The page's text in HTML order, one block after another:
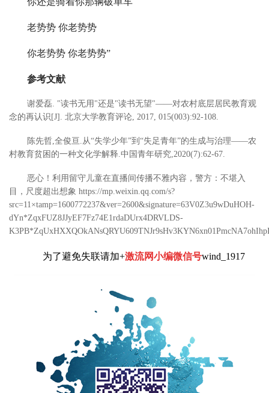
老势势 你老势势
你老势势 你老势势”
参考文献
谢爱磊. "读书无用"还是"读书无望"——对农村底层居民教育观
念的再认识[J]. 北京大学教育评论, 2017, 015(003):92-108.
陈先哲,全俊亘.从“失学少年”到“失足青年”的生成与治理——农
村教育贫困的一种文化学解释.中国青年研究,2020(7):62-67.
恶心！利用留守儿童在直播间传播不雅内容，警方：不堪入
目，尺度超出想象 https://mp.weixin.qq.com/s?
src=11×tamp=1600772237&ver=2600&signature=63V0Z3u9wDuHOH-
dYn*ZqxFUZ8JJyEF7Fz74E1rdaDUrx4DRVLDS-
为了避免失联请加+激流网小编微信号wind_1917